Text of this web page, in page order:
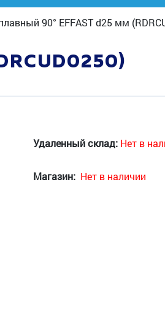
90° EFFAST d25 мм
Удаленный склад: Нет в
Магазин: Нет в наличии